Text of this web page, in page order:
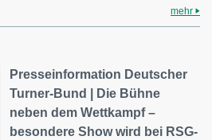
mehr
Presseinformation Deutscher
Turner-Bund | Die Bühne
neben dem Wettkampf –
besondere Show wird bei RSG-